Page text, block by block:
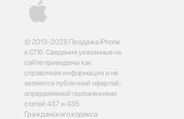
© 2013-2025 Продажа iPhone
в СПб. Сведения указанные на
сайте приведены как
справочная информация и не
являются публичной офертой,
определяемой положениями
статей 437 и 435
Гражданского кодекса